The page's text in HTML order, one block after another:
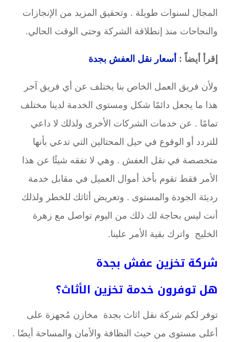
المجال لسنوات طويلة . وتحقيق المزيد من الإنجازات
والنجاحات منذ إنطلاقة الشركة وحتى الوقت الحالي.
إقرأ أيضاً : أسعار نقل العفش بجدة
ولأن فريق العمل الخاص بنا يختلف عن أي فريق آخر
هذا ما يجعل دائمًا شكل ومستوى الخدمة لدينا مختلف
تمامًا . عن خدمات الشركات الأخرى ولذلك لا داعي
للتردد أو الوقوع في حيل المحتالين التي تدعي بأنها
متخصصة في نقل العفش . وهي لا تفقه شيئًا عن هذا
الأمر فقط تقوم بأخذ أموال العميل في مقابل خدمة
رديئة الجودة والمستوى . وتعريض أثاثك للخطر ولذلك
أنت ليس بحاجة لك ذلك من اليوم تواصل مع زهرة
الخليج واترك بقية الأمر علينا.
شركة تخزين عفش بجدة
هل توفرون خدمة تخزين الأثاث؟
توفر لكم شركة نقل اثاث بجدة مخازن مُجهزة على
أعلى مستوى من حيث النظافة والأمان والمساحة أيضًا .